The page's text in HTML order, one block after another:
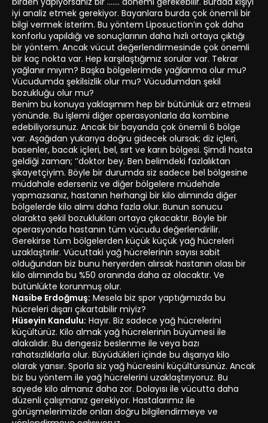
iyi analiz etmek gerekiyor. Bayanlara burda çok önemli bir
bilgi vermek isterim. Bu yöntem Liposuction’ın çok daha
konforlu yapıldığı ve sonuçlarının daha hızlı ortaya çıktığı
bir yöntem. Ancak vücut değerlendirmesinde çok önemli
bir kaç nokta var. Hep karşılaştığımız sorular var. Tekrar
yağlanır mıyım? Başka bölgelerimde yağlanma olur mu?
Vücudumda şekilsizlik olur mu? Vücudumdan şekil
bozukluğu olur mu?
Benim bu konuya yaklaşımım hep bir bütünlük arz etmesi
yönünde. Bu işlemi diğer operasyonlarla da kombine
edebiliyorsunuz. Ancak bir bayanda çok önemli 6 bölge
var. Aşağıdan yukarıya doğru gidecek olursak; diz içleri,
basenler, bacak içleri, bel, sırt ve karın bölgesi. Şimdi hasta
geldiği zaman; ‘’doktor bey. Ben belimdeki fazlalıktan
şikayetçiyim. Böyle bir durumda siz sadece bel bölgesine
müdahale ederseniz ve diğer bölgelere müdehale
yapmazsanız, hastanın herhangi bir kilo alımında diğer
bölgelerde kilo alımı daha fazla olur. Bunun sonucu
olarakta şekil bozuklukları ortaya çıkacaktır. Böyle bir
operasyonda hastanın tüm vücudu değerlendirilir.
Gerekirse tüm bölgelerden küçük küçük yağ hücreleri
uzaklaştırılır. Vücuttaki yağ hücrelerinin sayısı sabit
olduğundan biz bunu heryerden alırsak hastanın olası bir
kilo alımında bu %50 oranında daha az olacaktır. Ve
bütünlükte korunmuş olur.
Nasibe Erdoğmuş: Mesela biz spor yaptığımızda bu
hücreleri dışarı çıkartabilir miyiz?
Hüseyin Kandulu: Hayır. Biz sadece yağ hücrelerini
küçültürüz. Kilo almak yağ hücrelerinin büyümesi ile
alakalıdır. Bu dengesiz beslenme ile veya bazı
rahatsızlıklarla olur. Büyüdükleri içinde bu dışarıya kilo
olarak yansır. Sporla siz yağ hücresini küçültürsünüz. Ancak
biz bu yöntem ile yağ hücrelerini uzaklaştırıyoruz. Bu
sayede kilo almanız daha zor. Dolayısı ile vücutta daha
düzenli çalışmanız gerekiyor. Hastalarımız ile
görüşmelerimizde onları doğru bilgilendirmeye ve